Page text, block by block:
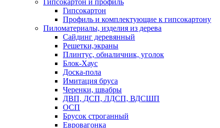
Гипсокартон и профиль
Гипсокартон
Профиль и комплектующие к гипсокартону
Пиломатериалы, изделия из дерева
Сайдинг деревянный
Решетки,экраны
Плинтус, обналичник, уголок
Блок-Хаус
Доска-пола
Имитация бруса
Черенки, швабры
ДВП, ДСП, ЛДСП, ВДСШП
ОСП
Брусок строганный
Евровагонка